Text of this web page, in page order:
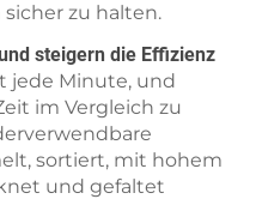
zu halten.
steigern die Effizienz
jede Minute, und
im Vergleich zu
sortiert, mit hohem
und gefaltet